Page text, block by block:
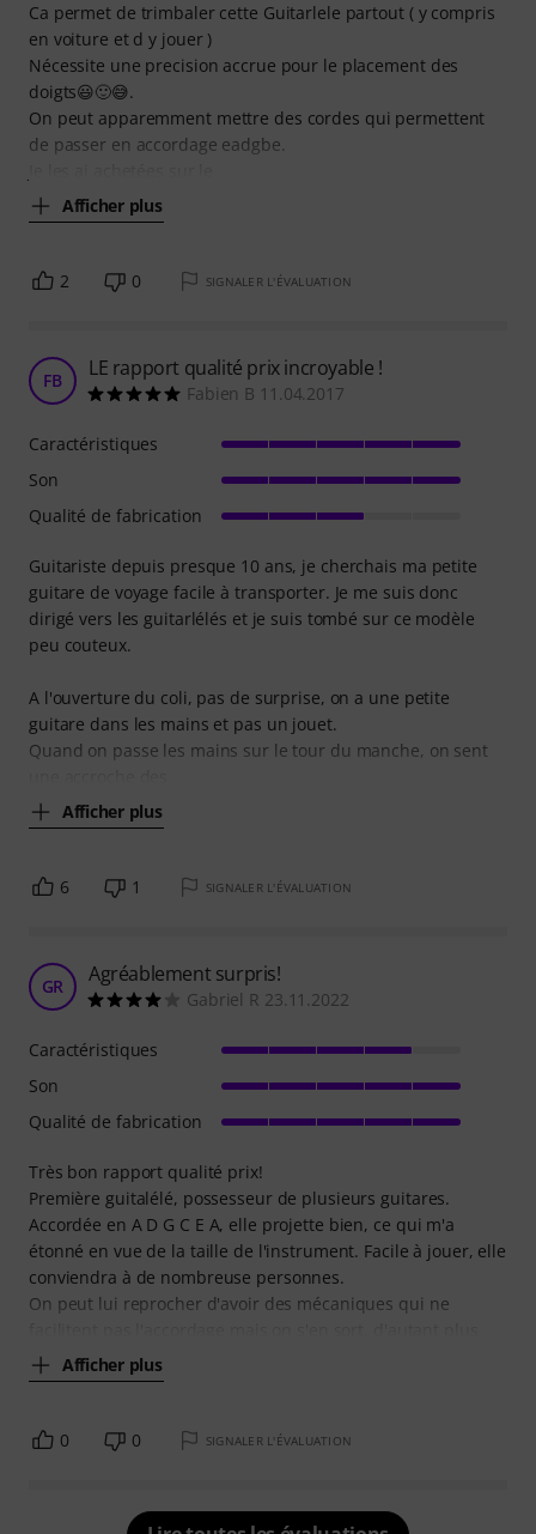
Ca permet de trimbaler cette Guitarlele partout ( y compris
en voiture et d y jouer )
Nécessite une precision accrue pour le placement des
doigts😃🙂😅.
On peut apparemment mettre des cordes qui permettent
de passer en accordage eadgbe.
Afficher plus
2 0 SIGNALER L'ÉVALUATION
FB LE rapport qualité prix incroyable !
Fabien B 11.04.2017
Guitariste depuis presque 10 ans, je cherchais ma petite
guitare de voyage facile à transporter. Je me suis donc
dirigé vers les guitarlélés et je suis tombé sur ce modèle
peu couteux.
A l'ouverture du coli, pas de surprise, on a une petite
guitare dans les mains et pas un jouet.
Quand on passe les mains sur le tour du manche, on sent
Afficher plus
Caractéristiques
Son
Qualité de fabrication
6 1 SIGNALER L'ÉVALUATION
GR Agréablement surpris!
Gabriel R 23.11.2022
Très bon rapport qualité prix!
Première guitalélé, possesseur de plusieurs guitares.
Accordée en A D G C E A, elle projette bien, ce qui m'a
étonné en vue de la taille de l'instrument. Facile à jouer, elle
conviendra à de nombreuse personnes.
On peut lui reprocher d'avoir des mécaniques qui ne
Afficher plus
Caractéristiques
Son
Qualité de fabrication
0 0 SIGNALER L'ÉVALUATION